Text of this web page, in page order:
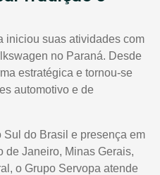
iniciou suas atividades com
no Paraná. Desde
estratégica e tornou-se
automotivo e de
do Brasil e presença em
de Janeiro, Minas Gerais,
o Grupo Servopa atende